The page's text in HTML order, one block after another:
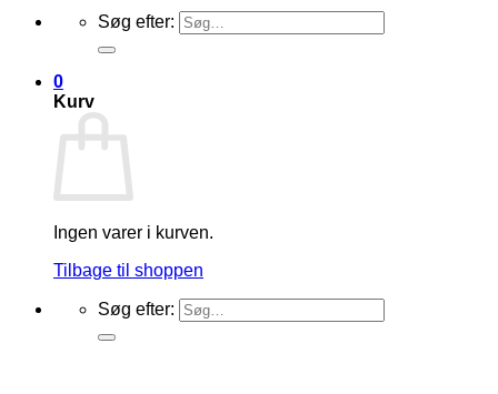
Søg efter:
0
Kurv
Ingen varer i kurven.
Tilbage til shoppen
Søg efter: